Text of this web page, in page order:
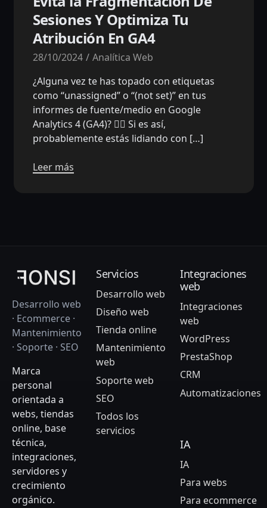
Sesiones Y Optimiza Tu
Atribución En GA4
28/10/2024
Analítica Web
¿Alguna vez te has topado con etiquetas
como “unassigned” o “(not set)” en tus
informes de fuente/medio en Google
Analytics 4 (GA4)? 🕵️‍♂️ Si es así,
probablemente estás lidiando con […]
Leer más
Desarrollo web
· Ecommerce ·
Mantenimiento
· Soporte · SEO
Marca
personal
orientada a
webs, tiendas
online, base
técnica,
integraciones,
servidores y
crecimiento
orgánico.
Servicios
Desarrollo web
Diseño web
Tienda online
Mantenimiento
web
Soporte web
SEO
Todos los
servicios
Integraciones
web
Integraciones
web
WordPress
PrestaShop
CRM
Automatizaciones
IA
IA
Para webs
Para ecommerce